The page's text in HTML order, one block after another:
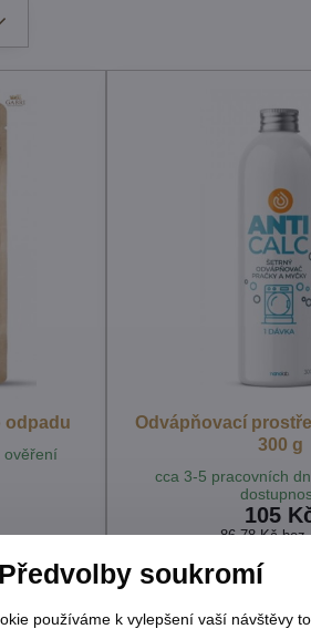
odpadu
ověření
Odvápňovací
300 g
cca 3-5 pracovních
105
86,78 Kčbez
Předvolby soukromí
používáme k vylepšení vaší návštěvy